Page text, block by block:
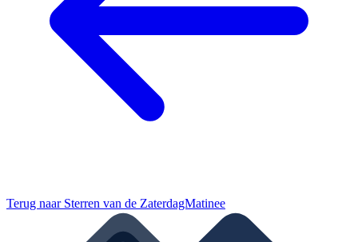
Terug naar Sterren van de ZaterdagMatinee